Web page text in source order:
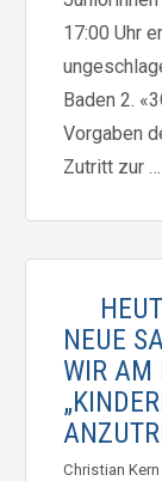
17:00 Uhr
Baden 2.
Vorgaben
Zutritt zur …
NEUE
WIR AM
Christian Kern